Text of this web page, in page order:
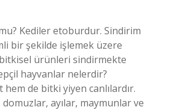
Kediler etoburdur. Sindirim
bir şekilde işlemek üzere
bitkisel ürünleri sindirmekte
hayvanlar nelerdir?
de bitki yiyen canlılardır.
ayılar, maymunlar ve